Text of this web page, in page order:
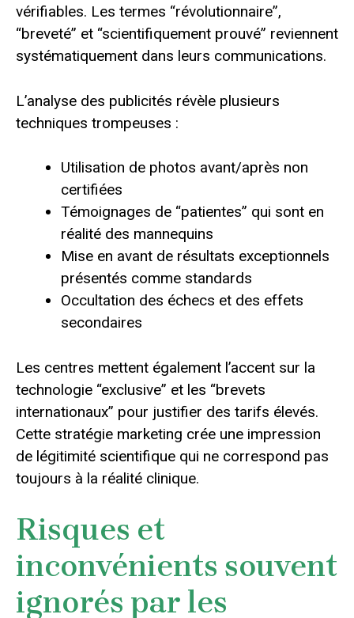
vérifiables. Les termes “révolutionnaire”,
“breveté” et “scientifiquement prouvé” reviennent
systématiquement dans leurs communications.
L’analyse des publicités révèle plusieurs
techniques trompeuses :
Utilisation de photos avant/après non
certifiées
Témoignages de “patientes” qui sont en
réalité des mannequins
Mise en avant de résultats exceptionnels
présentés comme standards
Occultation des échecs et des effets
secondaires
Les centres mettent également l’accent sur la
technologie “exclusive” et les “brevets
internationaux” pour justifier des tarifs élevés.
Cette stratégie marketing crée une impression
de légitimité scientifique qui ne correspond pas
toujours à la réalité clinique.
Risques et
inconvénients souvent
ignorés par les